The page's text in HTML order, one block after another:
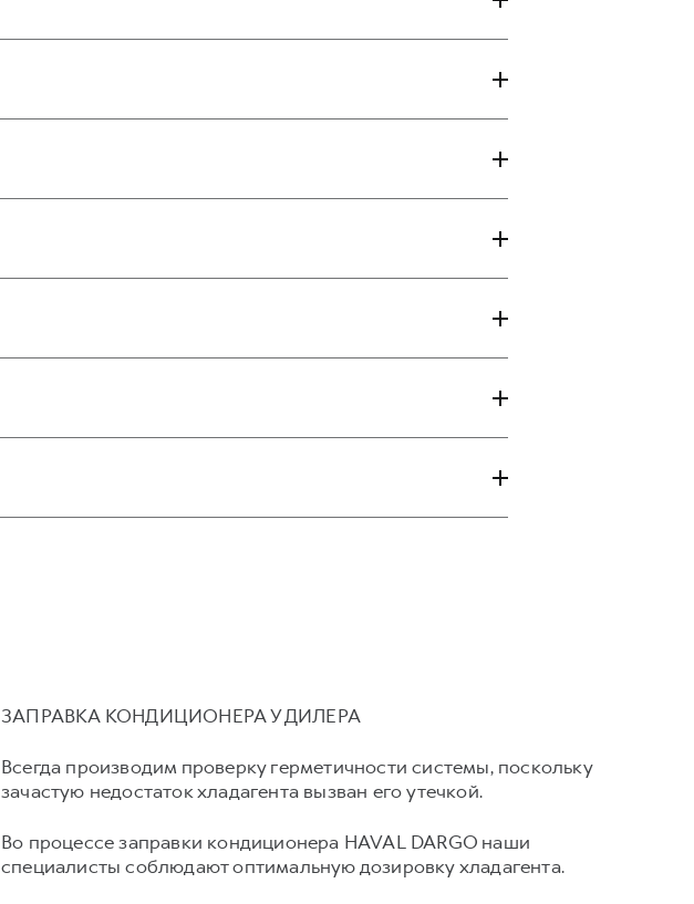
от 1120 руб.
от 650 руб.
от 640 руб.
от 2400 руб.
ЗАПРАВКА КОНДИЦИОНЕРА У ДИЛЕРА
Всегда производим проверку герметичности системы, поскольку
зачастую недостаток хладагента вызван его утечкой.
Во процессе заправки кондиционера HAVAL DARGO наши
специалисты соблюдают оптимальную дозировку хладагента.